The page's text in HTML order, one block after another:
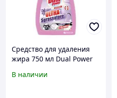
Средство для удаления
жира 750 мл Dual Power
щелочное
В наличии